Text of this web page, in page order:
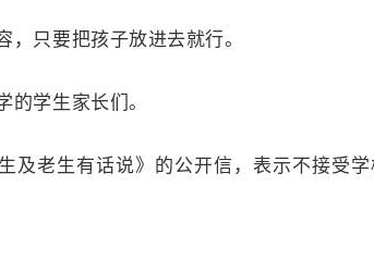
只要把孩子放进去就行。
的学生家长们。
及老生有话说》的公开信，表示不接受